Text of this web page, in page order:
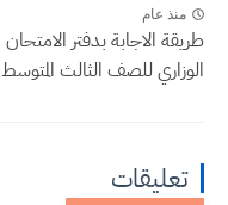
منذ عام
طريقة الاجابة بدفتر الامتحان
الوزاري للصف الثالث المتوسط
تعليقات